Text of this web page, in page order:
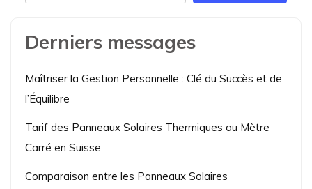
Derniers messages
Maîtriser la Gestion Personnelle : Clé du Succès et de
l’Équilibre
Tarif des Panneaux Solaires Thermiques au Mètre
Carré en Suisse
Comparaison entre les Panneaux Solaires